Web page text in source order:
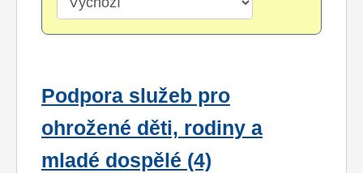
Podpora služeb pro
ohrožené děti, rodiny a
mladé dospělé (4)